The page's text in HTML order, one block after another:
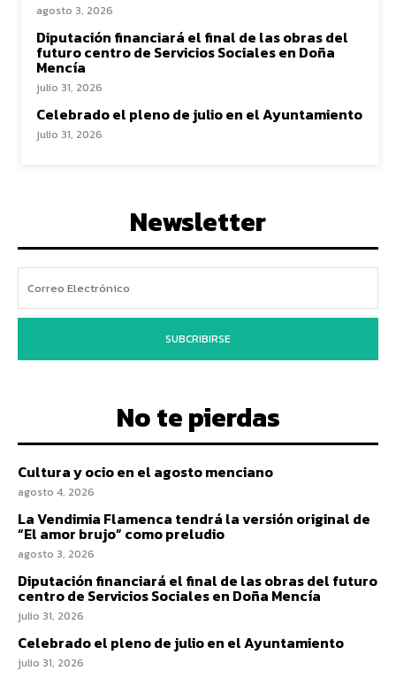
agosto 3, 2026
Diputación financiará el final de las obras del
futuro centro de Servicios Sociales en Doña
Mencía
julio 31, 2026
Celebrado el pleno de julio en el Ayuntamiento
julio 31, 2026
Newsletter
SUBCRIBIRSE
No te pierdas
Cultura y ocio en el agosto menciano
agosto 4, 2026
La Vendimia Flamenca tendrá la versión original de
“El amor brujo” como preludio
agosto 3, 2026
Diputación financiará el final de las obras del futuro
centro de Servicios Sociales en Doña Mencía
julio 31, 2026
Celebrado el pleno de julio en el Ayuntamiento
julio 31, 2026